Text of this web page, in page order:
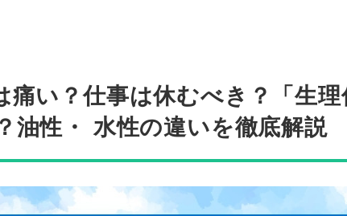
痛い？仕事は休むべき？「生
油性・ 水性の違いを徹底解説